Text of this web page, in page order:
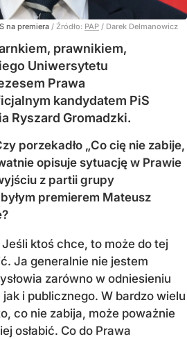
na premiera / Źródło: PAP / Darek Delmanowicz
prawnikiem,
Uniwersytetu
Prawa
kandydatem PiS
Ryszard Gromadzki.
porzekadło „Co cię nie zabije,
opisuje sytuację w Prawie
z partii grupy
premierem Mateusz
Jeśli ktoś chce, to może do tej
Ja generalnie nie jestem
zarówno w odniesieniu
i publicznego. W bardzo wielu
co nie zabija, może poważnie
osłabić. Co do Prawa